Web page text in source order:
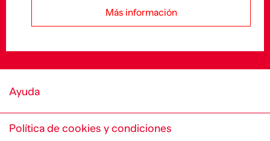
Más información
Ayuda
Política de cookies y condiciones